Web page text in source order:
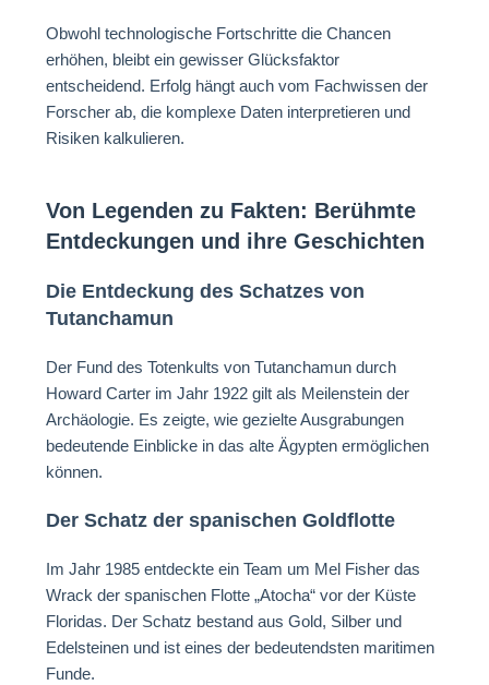
Obwohl technologische Fortschritte die Chancen
erhöhen, bleibt ein gewisser Glücksfaktor
entscheidend. Erfolg hängt auch vom Fachwissen der
Forscher ab, die komplexe Daten interpretieren und
Risiken kalkulieren.
Von Legenden zu Fakten: Berühmte
Entdeckungen und ihre Geschichten
Die Entdeckung des Schatzes von
Tutanchamun
Der Fund des Totenkults von Tutanchamun durch
Howard Carter im Jahr 1922 gilt als Meilenstein der
Archäologie. Es zeigte, wie gezielte Ausgrabungen
bedeutende Einblicke in das alte Ägypten ermöglichen
können.
Der Schatz der spanischen Goldflotte
Im Jahr 1985 entdeckte ein Team um Mel Fisher das
Wrack der spanischen Flotte „Atocha“ vor der Küste
Floridas. Der Schatz bestand aus Gold, Silber und
Edelsteinen und ist eines der bedeutendsten maritimen
Funde.